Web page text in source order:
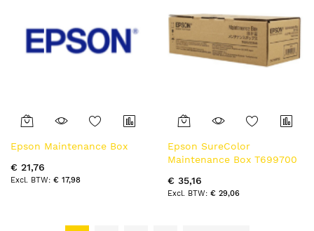
Epson Maintenance Box
€ 21,76
€ 17,98
Epson SureColor
Maintenance Box T699700
€ 35,16
€ 29,06